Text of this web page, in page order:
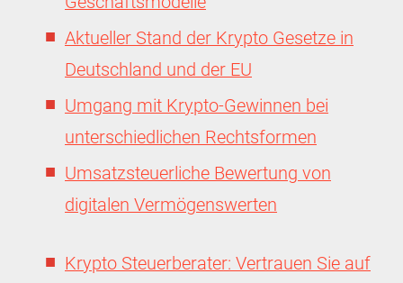
Aktueller Stand der Krypto Gesetze in
Deutschland und der EU
Umgang mit Krypto-Gewinnen bei
unterschiedlichen Rechtsformen
Umsatzsteuerliche Bewertung von
digitalen Vermögenswerten
Krypto Steuerberater: Vertrauen Sie auf